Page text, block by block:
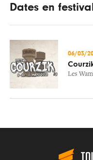
Dates en festival
06/03/
Les